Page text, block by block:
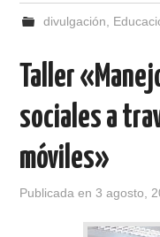
divulgación
Taller
sociales a
móviles»
Publicada en3 agosto,